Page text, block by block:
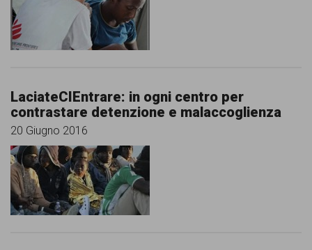
LaciateCIEntrare: in ogni centro per
contrastare detenzione e malaccoglienza
20 Giugno 2016